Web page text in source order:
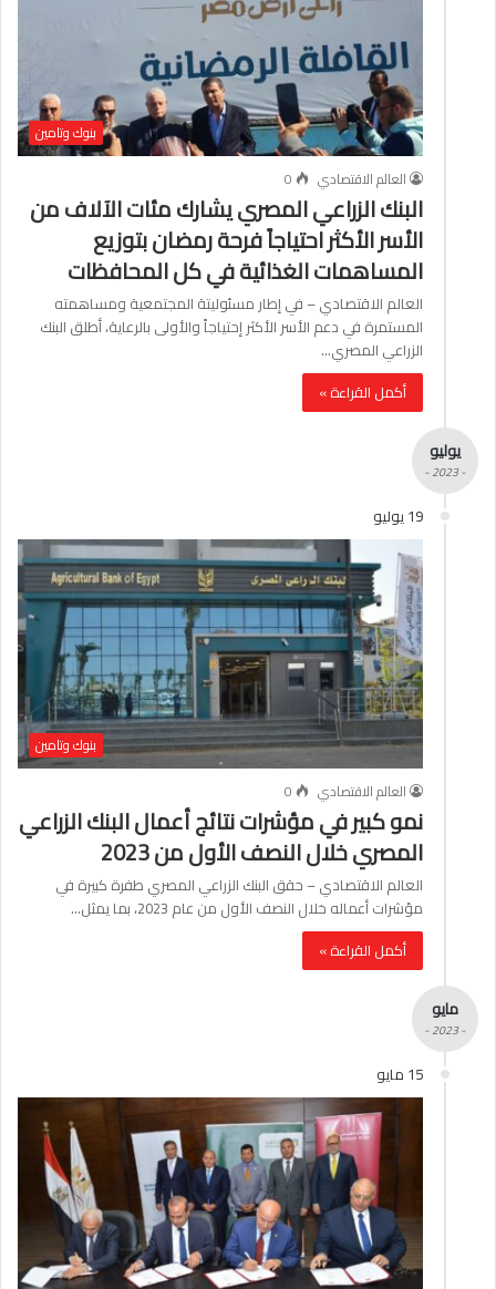
بنوك وتامين
العالم الاقتصادي
0
البنك الزراعي المصري يشارك مئات الآلاف من
الأسر الأكثر احتياجاً فرحة رمضان بتوزيع
المساهمات الغذائية في كل المحافظات
العالم الاقتصادي – في إطار مسئوليتة المجتمعية ومساهمته
المستمرة في دعم الأسر الأكثر إحتياجاً والأولى بالرعاية، أطلق البنك
الزراعي المصري…
أكمل القراءة »
يوليو
- 2023 -
19 يوليو
بنوك وتامين
العالم الاقتصادي
0
نمو كبير في مؤشرات نتائج أعمال البنك الزراعي
المصري خلال النصف الأول من 2023
العالم الاقتصادي – حقق البنك الزراعي المصري طفرة كبيرة في
مؤشرات أعماله خلال النصف الأول من عام 2023، بما يمثل…
أكمل القراءة »
مايو
- 2023 -
15 مايو